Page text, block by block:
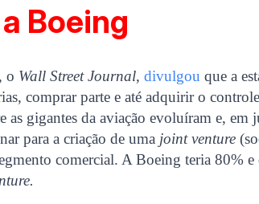
Boeing
o Wall Street Journal,divulgou que a
comprar parte e até adquirir o
as gigantes da aviação evoluíram e, em
para a criação de uma joint venture
comercial. A Boeing teria 80%